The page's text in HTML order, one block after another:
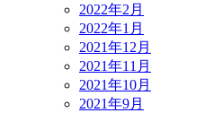
2022年2月
2022年1月
2021年12月
2021年11月
2021年10月
2021年9月